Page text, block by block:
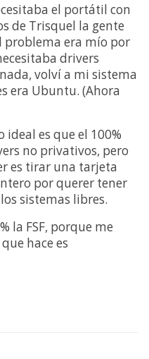
el portátil con
de Trisquel la gente
problema era mío por
drivers
volví a mi sistema
era Ubuntu. (Ahora
es que el 100%
no privativos, pero
es tirar una tarjeta
por querer tener
sistemas libres.
la FSF, porque me
hace es